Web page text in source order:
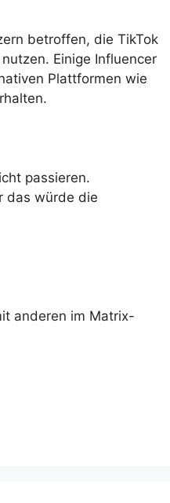
betroffen, die TikTok
Einige Influencer
Plattformen wie
passieren.
das würde die
anderen im Matrix-